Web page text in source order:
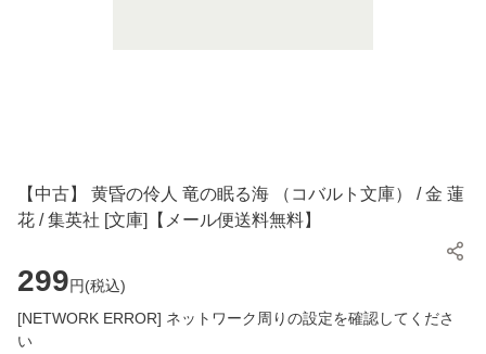
【中古】 黄昏の伶人 竜の眠る海 （コバルト文庫） / 金 蓮
花 / 集英社 [文庫]【メール便送料無料】
299円(税込)
[NETWORK ERROR] ネットワーク周りの設定を確認してくださ
い